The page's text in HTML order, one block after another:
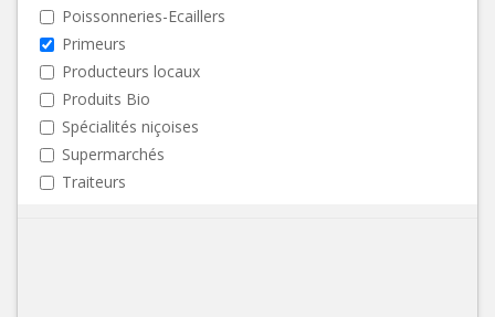
Poissonneries-Ecaillers
Primeurs
Producteurs locaux
Produits Bio
Spécialités niçoises
Supermarchés
Traiteurs